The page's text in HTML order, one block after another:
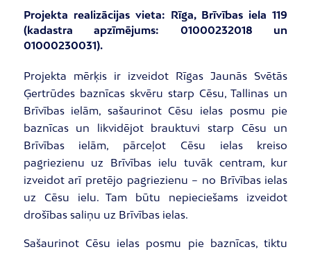
Projekta realizācijas vieta: Rīga, Brīvības iela 119
(kadastra apzīmējums: 01000232018 un
01000230031).
Projekta mērķis ir izveidot Rīgas Jaunās Svētās
Ģertrūdes baznīcas skvēru starp Cēsu, Tallinas un
Brīvības ielām, sašaurinot Cēsu ielas posmu pie
baznīcas un likvidējot brauktuvi starp Cēsu un
Brīvības ielām, pārceļot Cēsu ielas kreiso
pagriezienu uz Brīvības ielu tuvāk centram, kur
izveidot arī pretējo pagriezienu – no Brīvības ielas
uz Cēsu ielu. Tam būtu nepieciešams izveidot
drošības saliņu uz Brīvības ielas.
Sašaurinot Cēsu ielas posmu pie baznīcas, tiktu